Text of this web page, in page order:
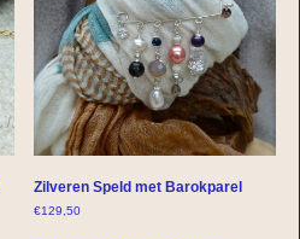
Zilveren Speld met Barokparel
€129,50